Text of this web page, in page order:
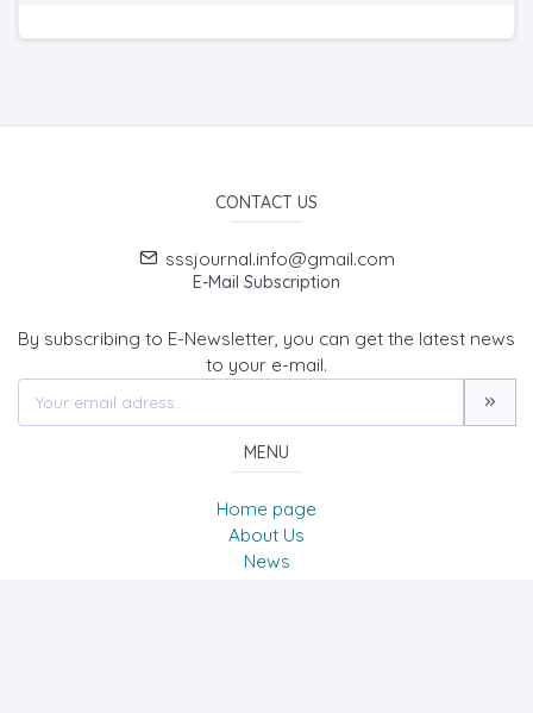
CONTACT US
sssjournal.info@gmail.com
E-Mail Subscription
By subscribing to E-Newsletter, you can get the latest news
to your e-mail.
MENU
Home page
About Us
News